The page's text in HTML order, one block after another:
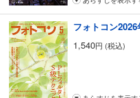
184 チームチャンピオンズカッ
185 ネイチャーの部 審査・選評
195 こうすればよくなる【ネイチ
198 コンテストトピックス 発表
199 第16回夕陽丘うえまち 写真
202 第70回記念群馬県写真展覧会
204 第45回二科会写真部 愛知支
フォトコン
1,540円 (税込)